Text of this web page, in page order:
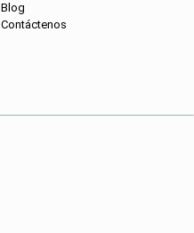
Blog
Contáctenos